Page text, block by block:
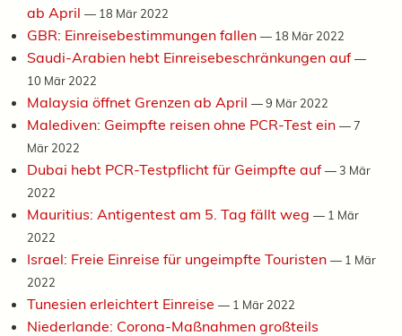
ab April — 18 Mär 2022
GBR: Einreisebestimmungen fallen — 18 Mär 2022
Saudi-Arabien hebt Einreisebeschränkungen auf—
10 Mär 2022
Malaysia öffnet Grenzen ab April —9 Mär 2022
Malediven: Geimpfte reisen ohne PCR-Test ein —7
Mär 2022
Dubai hebt PCR-Testpflicht für Geimpfte auf—3 Mär
2022
Mauritius: Antigentest am 5. Tag fällt weg — 1 Mär
2022
Israel: Freie Einreise für ungeimpfte Touristen — 1 Mär
2022
Tunesien erleichtert Einreise — 1 Mär 2022
Niederlande: Corona-Maßnahmen großteils